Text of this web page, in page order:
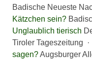
Badische Neueste
Kätzchen sein?
Unglaublich tierisch
Tiroler Tageszeitung ·
sagen?Augsburger